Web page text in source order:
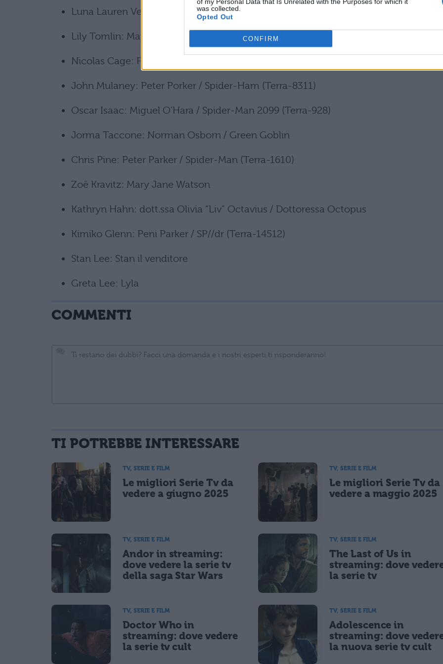
was collected.
Opted Out
CONFIRM
Luna Lauren Velez: Rio Morales
Lily Tomlin: May Parker
Nicolas Cage: Peter Parker / Spider-Man Noir (Terra-90214)
John Mulaney: Peter Porker / Spider-Ham (Terra-8311)
Oscar Isaac: Miguel O’Hara / Spider-Man 2099 (Terra-928)
Jorma Taccone: Norman Osborn / Green Goblin
Chris Pine: Peter Parker / Spider-Man (Terra-1610)
Zoë Kravitz: Mary Jane Watson
Kathryn Hahn: dott.ssa Olivia “Liv” Octavius / Dottoressa Octopus
Kimiko Glenn: Peni Parker / SP//dr (Terra-14512)
Stan Lee: Stan il venditore
Greta Lee: Lyla
COMMENTI
informativa privacy
. Pubblicando questo commento dai il consenso affinché un cookie salvi i tuoi dati (nome, email) per il prossimo commento.
Ho letto e acconsento l' informativasulla privacy
Acconsento all'uso dei miei dati da parte di terzi per finalità di marketing diretto con modalità automatizzate o tradizionali
CONFERMA E PUBBLICA
TI POTREBBE INTERESSARE
TV, SERIE E FILM
Le migliori Serie Tv da
vedere a giugno 2025
TV, SERIE E FILM
Le migliori Serie Tv da
vedere a maggio 2025
TV, SERIE E FILM
Andor in streaming:
dove vedere la serie tv
della saga Star Wars
TV, SERIE E FILM
The Last of Us in
streaming: dove
la serie tv
TV, SERIE E FILM
Doctor Who in
streaming: dove vedere
la serie tv cult
TV, SERIE E FILM
Adolescence in
streaming: dove
la nuova serie tv cult